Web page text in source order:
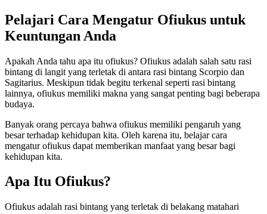
Pelajari Cara Mengatur Ofiukus untuk
Keuntungan Anda
Apakah Anda tahu apa itu ofiukus? Ofiukus adalah salah satu rasi
bintang di langit yang terletak di antara rasi bintang Scorpio dan
Sagitarius. Meskipun tidak begitu terkenal seperti rasi bintang
lainnya, ofiukus memiliki makna yang sangat penting bagi beberapa
budaya.
Banyak orang percaya bahwa ofiukus memiliki pengaruh yang
besar terhadap kehidupan kita. Oleh karena itu, belajar cara
mengatur ofiukus dapat memberikan manfaat yang besar bagi
kehidupan kita.
Apa Itu Ofiukus?
Ofiukus adalah rasi bintang yang terletak di belakang matahari